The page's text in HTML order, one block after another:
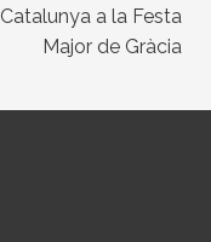
Catalunya a la Festa
Major de Gràcia